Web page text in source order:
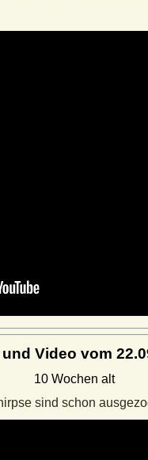
Video vom
10 Wochen alt
sind schon